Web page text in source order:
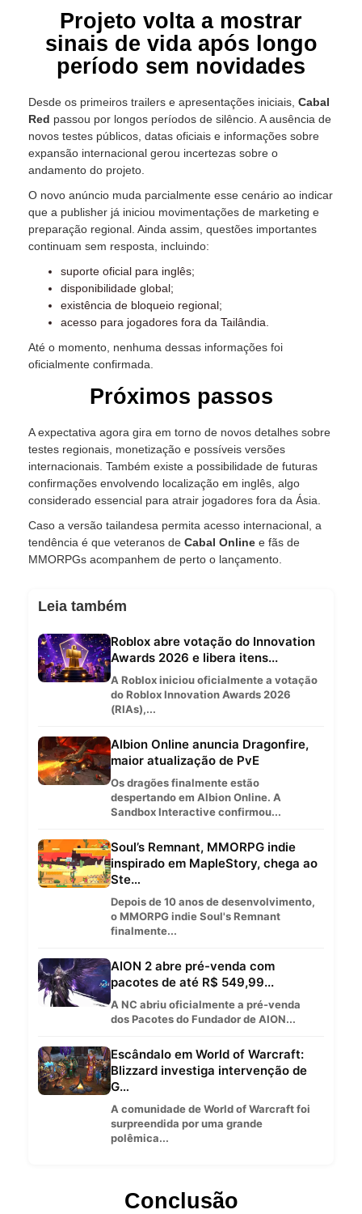
Projeto volta a mostrar
sinais de vida após longo
período sem novidades
Desde os primeiros trailers e apresentações iniciais, Cabal
Red passou por longos períodos de silêncio. A ausência de
novos testes públicos, datas oficiais e informações sobre
expansão internacional gerou incertezas sobre o
andamento do projeto.
O novo anúncio muda parcialmente esse cenário ao indicar
que a publisher já iniciou movimentações de marketing e
preparação regional. Ainda assim, questões importantes
continuam sem resposta, incluindo:
suporte oficial para inglês;
disponibilidade global;
existência de bloqueio regional;
acesso para jogadores fora da Tailândia.
Até o momento, nenhuma dessas informações foi
oficialmente confirmada.
Próximos passos
A expectativa agora gira em torno de novos detalhes sobre
testes regionais, monetização e possíveis versões
internacionais. Também existe a possibilidade de futuras
confirmações envolvendo localização em inglês, algo
considerado essencial para atrair jogadores fora da Ásia.
Caso a versão tailandesa permita acesso internacional, a
tendência é que veteranos de Cabal Online e fãs de
MMORPGs acompanhem de perto o lançamento.
Leia também
Roblox abre votação do Innovation
Awards 2026 e libera itens...
A Roblox iniciou oficialmente a votação
do Roblox Innovation Awards 2026
(RIAs),...
Albion Online anuncia Dragonfire,
maior atualização de PvE
Os dragões finalmente estão
despertando em Albion Online. A
Sandbox Interactive confirmou...
Soul’s Remnant, MMORPG indie
inspirado em MapleStory, chega ao
Ste…
Depois de 10 anos de desenvolvimento,
o MMORPG indie Soul's Remnant
finalmente...
AION 2 abre pré-venda com
pacotes de até R$ 549,99...
A NC abriu oficialmente a pré-venda
dos Pacotes do Fundador de AION...
Escândalo em World of Warcraft:
Blizzard investiga intervenção de
G…
A comunidade de World of Warcraft foi
surpreendida por uma grande
polêmica...
Conclusão